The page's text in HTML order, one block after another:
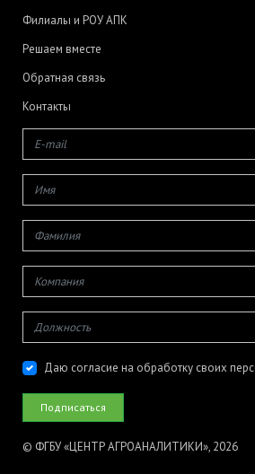
Филиалы и РОУ АПК
Решаем вместе
Обратная связь
Контакты
Даю согласие на обработку своих
© ФГБУ «ЦЕНТР АГРОАНАЛИТИКИ», 2026